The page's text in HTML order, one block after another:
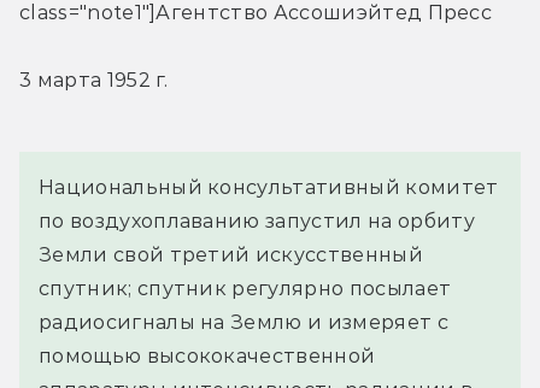
class="note1"]Агентство Ассошиэйтед Пресс
3 марта 1952 г.
Национальный консультативный комитет
по воздухоплаванию запустил на орбиту
Земли свой третий искусственный
спутник; спутник регулярно посылает
радиосигналы на Землю и измеряет с
помощью высококачественной